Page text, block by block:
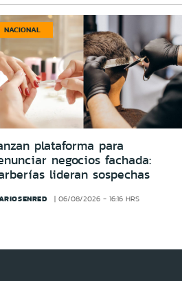
NACIONAL
plataforma para
negocios fachada:
lideran sospechas
06/08/2026 - 16:16 HRS